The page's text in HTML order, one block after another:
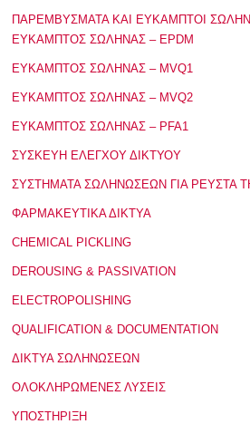
ΠΑΡΕΜΒΥΣΜΑΤΑ ΚΑΙ ΕΥΚΑΜΠΤΟΙ
ΕΥΚΑΜΠΤΟΣ ΣΩΛΗΝΑΣ – EPDM
ΕΥΚΑΜΠΤΟΣ ΣΩΛΗΝΑΣ – MVQ1
ΕΥΚΑΜΠΤΟΣ ΣΩΛΗΝΑΣ – MVQ2
ΕΥΚΑΜΠΤΟΣ ΣΩΛΗΝΑΣ – PFA1
ΣΥΣΚΕΥΗ ΕΛΕΓΧΟΥ ΔΙΚΤΥΟΥ
ΣΥΣΤΗΜΑΤΑ ΣΩΛΗΝΩΣΕΩΝ ΓΙΑ ΡΕΥΣΤΑ
ΦΑΡΜΑΚΕΥΤΙΚΑ ΔΙΚΤΥΑ
CHEMICAL PICKLING
DEROUSING & PASSIVATION
ELECTROPOLISHING
QUALIFICATION & DOCUMENTATION
ΔΙΚΤΥΑ ΣΩΛΗΝΩΣΕΩΝ
ΟΛΟΚΛΗΡΩΜΕΝΕΣ ΛΥΣΕΙΣ
ΥΠΟΣΤΗΡΙΞΗ